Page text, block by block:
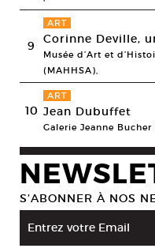
9
ART
Corinne Deville,
Musée d’Art et
(MAHHSA),
10
ART
Jean Dubuffet
Galerie Jeanne Bucher
S’ABONNER À NOS